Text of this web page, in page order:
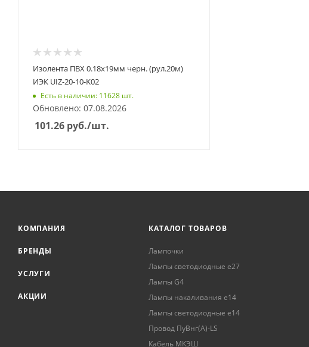
Изолента ПВХ 0.18х19мм черн. (рул.20м)
ИЭК UIZ-20-10-K02
Есть в наличии: 11628 шт.
Обновлено: 07.08.2026
101.26 руб./шт.
КОМПАНИЯ
БРЕНДЫ
УСЛУГИ
АКЦИИ
КАТАЛОГ ТОВАРОВ
Лампочки
Лампы светодиодные е27
Лампы G4
Лампы накаливания е14
Лампы светодиодные е14
Провод ПуВнг(А)-LS
Кабель МКЭШ